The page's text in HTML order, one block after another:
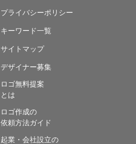
プライバシーポリシー
キーワード一覧
サイトマップ
デザイナー募集
ロゴ無料提案
とは
ロゴ作成の
依頼方法ガイド
起業・会社設立の